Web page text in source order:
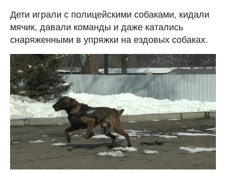
Дети играли с полицейскими собаками, кидали
мячик, давали команды и даже катались
снаряженными в упряжки на ездовых собаках.